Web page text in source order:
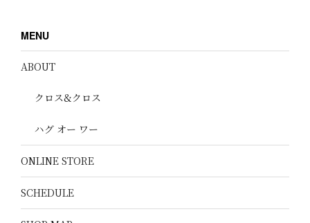
MENU
ABOUT
クロス&クロス
ハグ オー ワー
ONLINE STORE
SCHEDULE